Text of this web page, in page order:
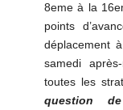
8eme à la
points
déplacement
samedi
toutes les
question